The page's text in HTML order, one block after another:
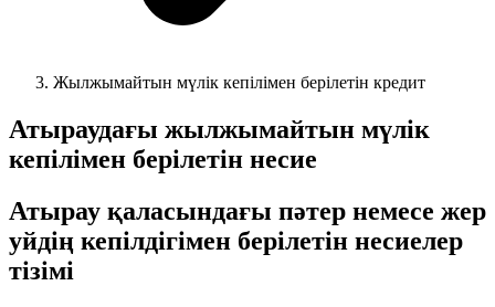
Жылжымайтын мүлік кепілімен берілетін кредит
Атыраудағы жылжымайтын мүлік
кепілімен берілетін несие
Атырау қаласындағы пәтер немесе жер
уйдің кепілдігімен берілетін несиелер
тізімі